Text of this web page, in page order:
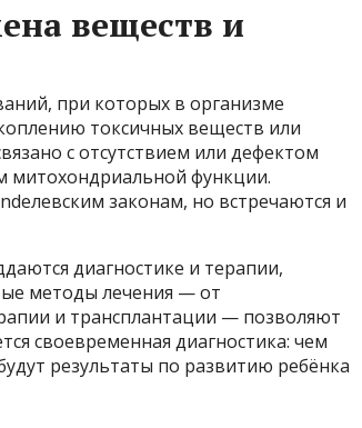
веществ и
при которых в организме
токсичных веществ или
с отсутствием или дефектом
митохондриальной функции.
законам, но встречаются и
диагностике и терапии,
методы лечения — от
и трансплантации — позволяют
своевременная диагностика: чем
результаты по развитию ребёнка